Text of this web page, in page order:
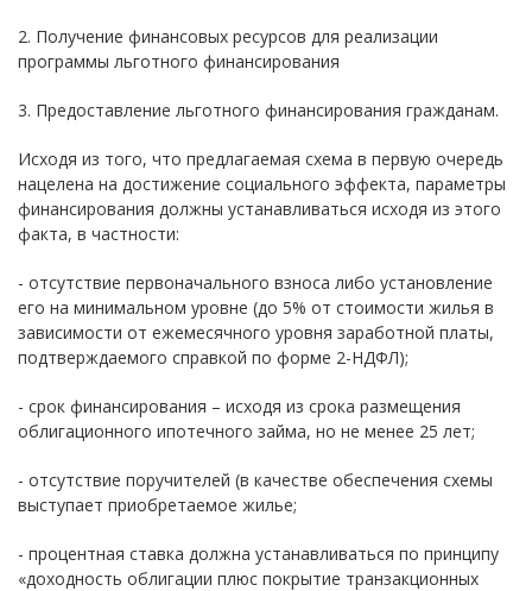
2. Получение финансовых ресурсов для реализации
программы льготного финансирования
3. Предоставление льготного финансирования гражданам.
Исходя из того, что предлагаемая схема в первую очередь
нацелена на достижение социального эффекта, параметры
финансирования должны устанавливаться исходя из этого
факта, в частности:
- отсутствие первоначального взноса либо установление
его на минимальном уровне (до 5% от стоимости жилья в
зависимости от ежемесячного уровня заработной платы,
подтверждаемого справкой по форме 2-НДФЛ);
- срок финансирования – исходя из срока размещения
облигационного ипотечного займа, но не менее 25 лет;
- отсутствие поручителей (в качестве обеспечения схемы
выступает приобретаемое жилье;
- процентная ставка должна устанавливаться по принципу
«доходность облигации плюс покрытие транзакционных